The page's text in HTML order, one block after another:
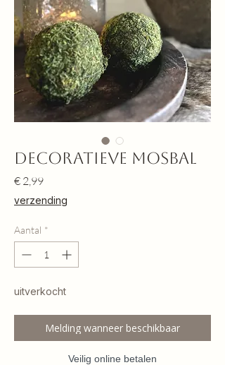
Decoratieve mosbal
€ 2,99Prijs
verzending
Aantal *
uitverkocht
Melding wanneer beschikbaar
Veilig online betalen